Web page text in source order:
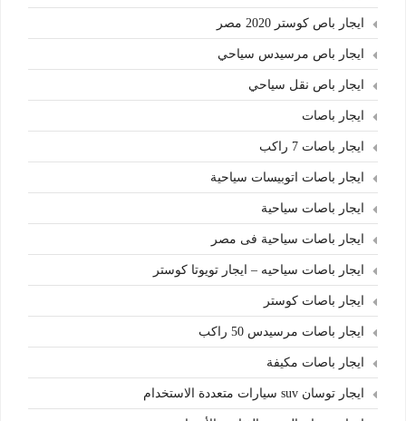
ايجار باص كوستر 2020 مصر
ايجار باص مرسيدس سياحي
ايجار باص نقل سياحي
ايجار باصات
ايجار باصات 7 راكب
ايجار باصات اتوبيسات سياحية
ايجار باصات سياحية
ايجار باصات سياحية فى مصر
ايجار باصات سياحيه – ايجار تويوتا كوستر
ايجار باصات كوستر
ايجار باصات مرسيدس 50 راكب
ايجار باصات مكيفة
ايجار توسان suv سيارات متعددة الاستخدام